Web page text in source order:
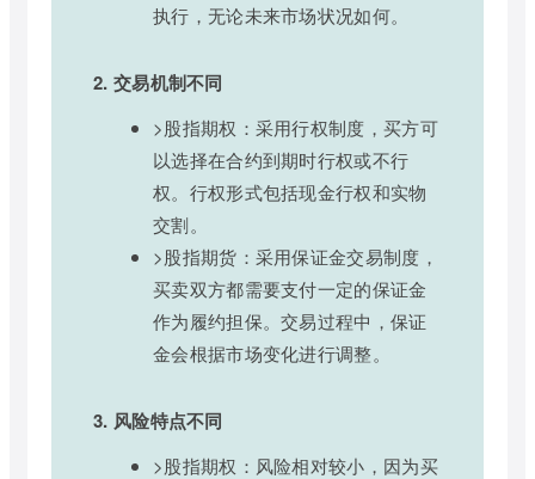
执行，无论未来市场状况如何。
2. 交易机制不同
>股指期权：采用行权制度，买方可
以选择在合约到期时行权或不行
权。行权形式包括现金行权和实物
交割。
>股指期货：采用保证金交易制度，
买卖双方都需要支付一定的保证金
作为履约担保。交易过程中，保证
金会根据市场变化进行调整。
3. 风险特点不同
>股指期权：风险相对较小，因为买